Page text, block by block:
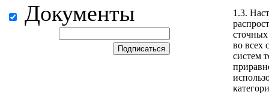
Документы
1.3.
во всех
систем